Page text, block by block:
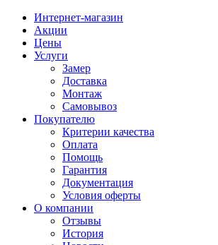
Интернет-магазин
Акции
Цены
Услуги
Замер
Доставка
Монтаж
Самовывоз
Покупателю
Критерии качества
Оплата
Помощь
Гарантия
Документация
Условия оферты
О компании
Отзывы
История